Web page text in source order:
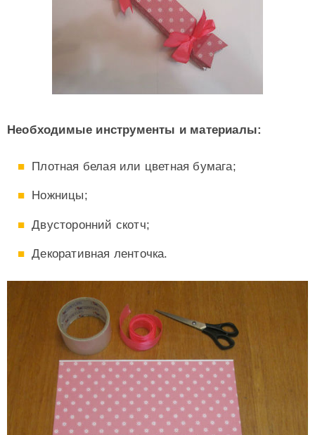
Необходимые инструменты и материалы:
Плотная белая или цветная бумага;
Ножницы;
Двусторонний скотч;
Декоративная ленточка.